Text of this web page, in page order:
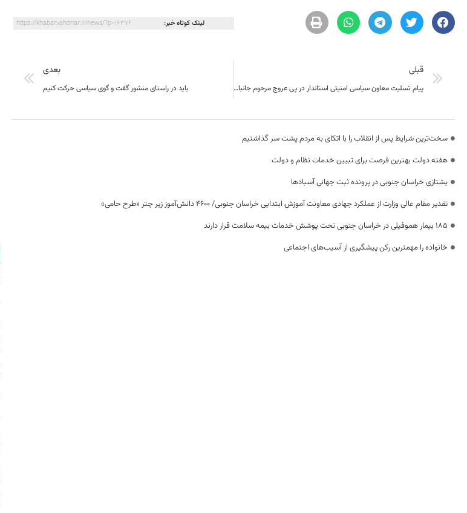
لینک کوتاه خبر: https://khabarvahonar.ir/news/?p=16374
قبلی
پیام تسلیت معاون سیاسی امنیتی استاندار در پی عروج مرحوم جانباز سرافراز رضا سیف الهی
بعدی
باید در راستای منشور گفت و گوی سیاسی حرکت کنیم
سخت‌ترین شرایط پس از انقلاب را با اتکای به مردم پشت سر گذاشتیم
هفته دولت بهترین فرصت برای تبیین خدمات نظام و دولت
یشتازی خراسان جنوبی در پرونده ثبت جهانی آسبادها
تقدیر مقام عالی وزارت از عملکرد جهادی معاونت آموزش ابتدایی خراسان جنوبی/ ۴۶۰۰ دانش‌آموز زیر چتر «طرح حامی»
۱۸۵ بیمار هموفیلی در خراسان جنوبی تحت پوشش خدمات بیمه سلامت قرار دارند
خانواده را مهمترین رکن پیشگیری از آسیب‌های اجتماعی